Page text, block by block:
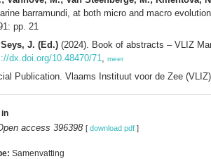
barramundi, at both micro and macro
pp. 21
J. (Ed.) (2024). Book of abstracts – VLIZ
dx.doi.org/10.48470/71 meer
Publication. Vlaams Instituut voor de Zee
access 396398 [ download pdf ]
Samenvatting